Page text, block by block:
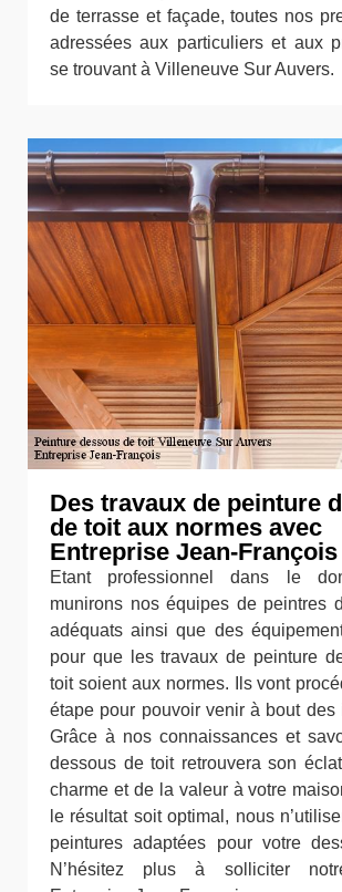
de terrasse et façade, toutes nos
adressées aux particuliers et aux
se trouvant à Villeneuve Sur Auvers.
Des travaux de peinture
de toit aux normes avec
Entreprise Jean-François
Etant professionnel dans le
munirons nos équipes de peintres
adéquats ainsi que des
pour que les travaux de peinture
toit soient aux normes. Ils vont
étape pour pouvoir venir à bout des
Grâce à nos connaissances et
dessous de toit retrouvera son
charme et de la valeur à votre
le résultat soit optimal, nous
peintures adaptées pour votre
N’hésitez plus à solliciter